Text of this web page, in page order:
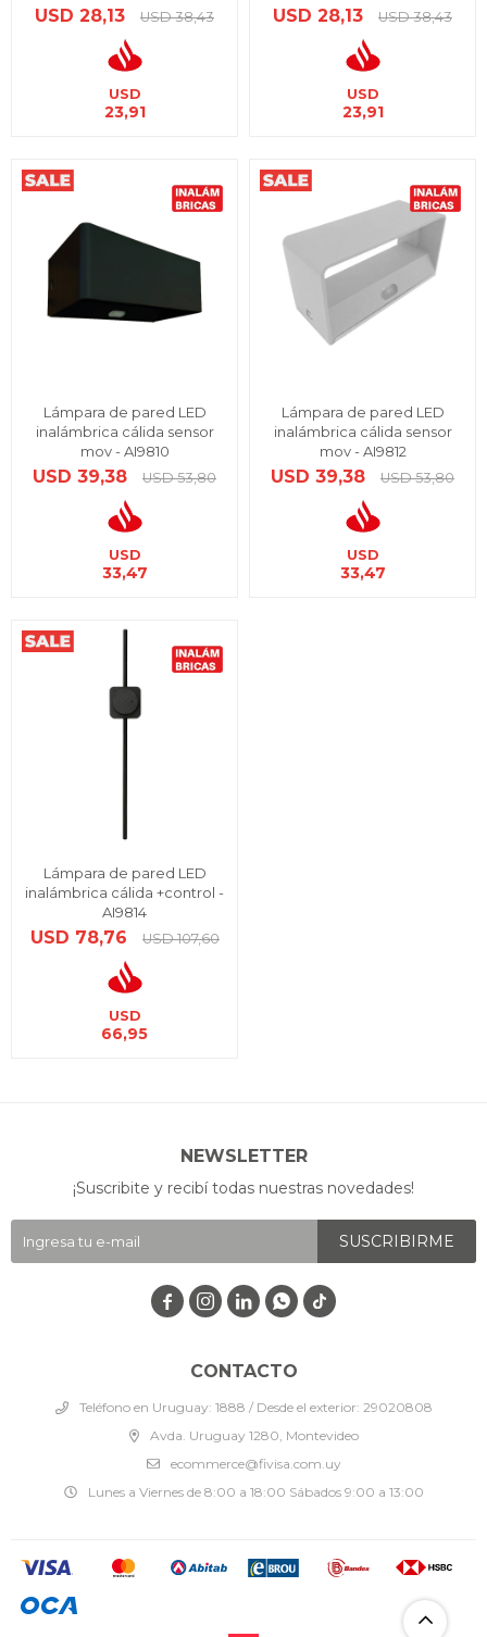
USD 28,13 USD 38,43
USD
23,91
USD 28,13 USD 38,43
USD
23,91
Lámpara de pared LED
inalámbrica cálida sensor
mov - AI9810
USD 39,38 USD 53,80
USD
33,47
Lámpara de pared LED
inalámbrica cálida sensor
mov - AI9812
USD 39,38 USD 53,80
USD
33,47
Lámpara de pared LED
inalámbrica cálida +control -
AI9814
USD 78,76 USD 107,60
USD
66,95
CONTACTO
Teléfono en Uruguay: 1888 / Desde el exterior: 29020808
Avda. Uruguay 1280, Montevideo
ecommerce@fivisa.com.uy
Lunes a Viernes de 8:00 a 18:00 Sábados 9:00 a 13:00
NEWSLETTER
¡Suscribite y recibí todas nuestras novedades!
SUSCRIBIRME
   